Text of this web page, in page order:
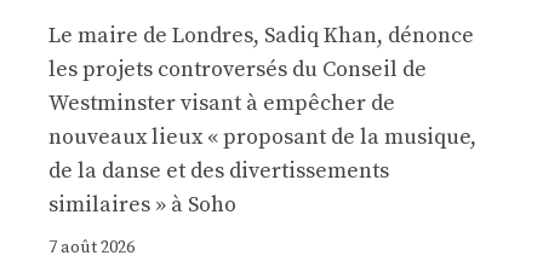
Le maire de Londres, Sadiq Khan, dénonce
les projets controversés du Conseil de
Westminster visant à empêcher de
nouveaux lieux « proposant de la musique,
de la danse et des divertissements
similaires » à Soho
7 août 2026